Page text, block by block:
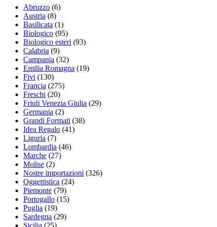
Abruzzo (6)
Austria (8)
Basilicata (1)
Biologico (95)
Biologico esteri (93)
Calabria (9)
Campania (32)
Emilia Romagna (19)
Fivi (130)
Francia (275)
Freschi (20)
Friuli Venezia Giulia (29)
Germania (2)
Grandi Formati (38)
Idea Regalo (41)
Liguria (7)
Lombardia (46)
Marche (27)
Molise (2)
Nostre importazioni (326)
Oggettistica (24)
Piemonte (79)
Portogallo (15)
Puglia (19)
Sardegna (29)
Sicilia (25)